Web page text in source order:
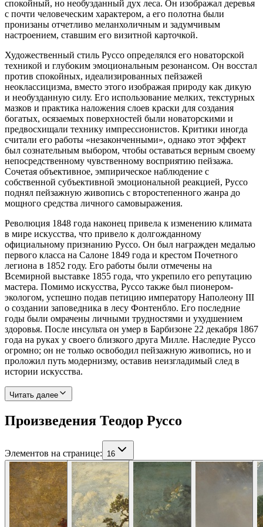
спокойный, но необузданный дух леса. Он изображал деревья
с почти человеческим характером, а его полотна были
пронизаны отчетливо меланхоличным и задумчивым
настроением, ставшим его визитной карточкой.
Художественный стиль Руссо определялся его новаторской
техникой и глубоким эмоциональным резонансом. Он восстал
против спокойных, идеализированных пейзажей
неоклассицизма, вместо этого изображая природу как дикую
и необузданную силу. Его использование мелких, текстурных
мазков и практика наложения слоев краски для создания
богатых, осязаемых поверхностей были новаторскими и
предвосхищали технику импрессионистов. Критики иногда
считали его работы «незаконченными», однако этот эффект
был сознательным выбором, чтобы оставаться верным своему
непосредственному чувственному восприятию пейзажа.
Сочетая объективное, эмпирическое наблюдение с
собственной субъективной эмоциональной реакцией, Руссо
поднял пейзажную живопись с второстепенного жанра до
мощного средства личного самовыражения.
Революция 1848 года наконец привела к изменению климата
в мире искусства, что привело к долгожданному
официальному признанию Руссо. Он был награжден медалью
первого класса на Салоне 1849 года и крестом Почетного
легиона в 1852 году. Его работы были отмечены на
Всемирной выставке 1855 года, что укрепило его репутацию
мастера. Помимо искусства, Руссо также был пионером-
экологом, успешно подав петицию императору Наполеону III
о создании заповедника в лесу Фонтенбло. Его последние
годы были омрачены личными трудностями и ухудшением
здоровья. После инсульта он умер в Барбизоне 22 декабря 1867
года на руках у своего близкого друга Милле. Наследие Руссо
огромно; он не только освободил пейзажную живопись, но и
проложил путь модернизму, оставив неизгладимый след в
истории искусства.
Читать далее
Произведения Теодор Руссо
Элементов на странице: 16